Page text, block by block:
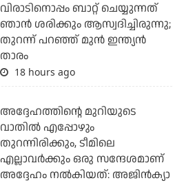
വിരാടിനൊപ്പം ബാറ്റ് ചെയ്യുന്നത്
ഞാന്‍ ശരിക്കും ആസ്വദിച്ചിരുന്നു;
തുറന്ന് പറഞ്ഞ് മുന്‍ ഇന്ത്യന്‍
താരം
18 hours ago
അദ്ദേഹത്തിന്റെ മുറിയുടെ
വാതില്‍ എപ്പോഴും
തുറന്നിരിക്കും, ടീമിലെ
എല്ലാവര്‍ക്കും ഒരു സന്ദേശമാണ്
അദ്ദേഹം നല്‍കിയത്: അജിന്‍ക്യാ